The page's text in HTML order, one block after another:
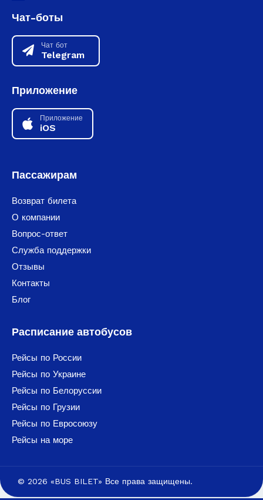
Чат-боты
Чат бот
Telegram
Приложение
Приложение
iOS
Пассажирам
Возврат билета
О компании
Вопрос-ответ
Служба поддержки
Отзывы
Контакты
Блог
Расписание автобусов
Рейсы по России
Рейсы по Украине
Рейсы по Белоруссии
Рейсы по Грузии
Рейсы по Евросоюзу
Рейсы на море
© 2026 «BUS BILET» Все права защищены.